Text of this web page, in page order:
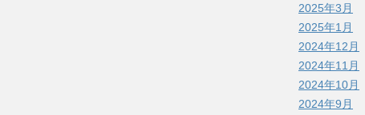
2025年3月
2025年1月
2024年12月
2024年11月
2024年10月
2024年9月